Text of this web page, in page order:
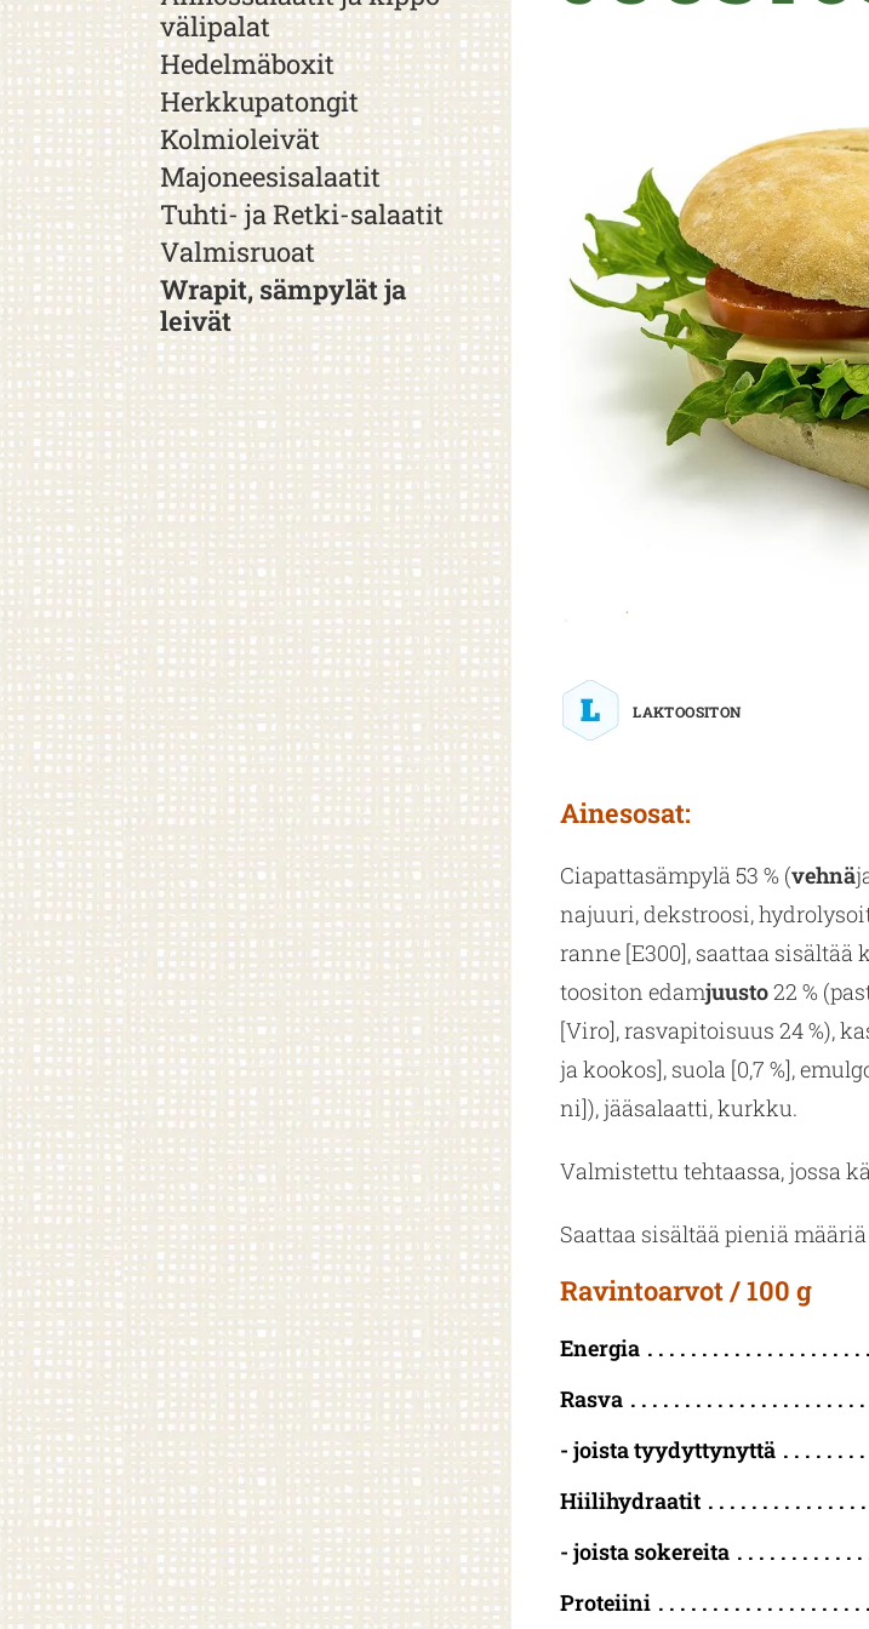
LAKTOOSITON
Ai­nes­osat:
Cia­pat­ta­säm­py­lä 53 % (vehnä
na­juu­ri, dek­stroo­si,
ran­ne [E300], saat­taa
too­si­ton edamjuus­to22 %
[Viro], ras­va­pi­toi­suus 24 %),
ja koo­kos], suola [0,7 %],
ni]), jää­sa­laat­ti, kurk­ku.
Val­mis­tet­tu teh­taas­sa, jossa
Saat­taa si­säl­tää pie­niä
Ravintoarvot / 100 g
Energia
Rasva
- joista tyydyttynyttä
Hiilihydraatit
- joista sokereita
Proteiini
välipalat
Hedelmäboxit
Herkkupatongit
Kolmioleivät
Majoneesisalaatit
Tuhti- ja Retki-salaatit
Valmisruoat
Wrapit, sämpylät ja
leivät